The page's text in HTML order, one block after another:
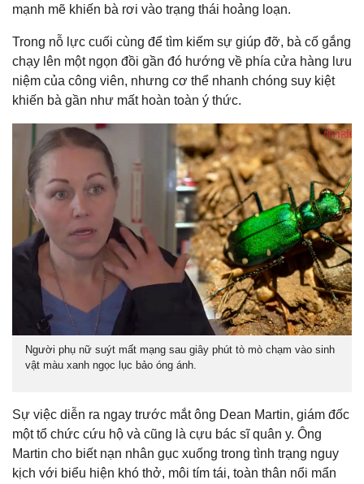
mạnh mẽ khiến bà rơi vào trạng thái hoảng loạn.
Trong nỗ lực cuối cùng để tìm kiếm sự giúp đỡ, bà cố gắng
chạy lên một ngọn đồi gần đó hướng về phía cửa hàng lưu
niệm của công viên, nhưng cơ thể nhanh chóng suy kiệt
khiến bà gần như mất hoàn toàn ý thức.
Người phụ nữ suýt mất mạng sau giây phút tò mò chạm vào sinh
vật màu xanh ngọc lục bảo óng ánh.
Sự việc diễn ra ngay trước mắt ông Dean Martin, giám đốc
một tổ chức cứu hộ và cũng là cựu bác sĩ quân y. Ông
Martin cho biết nạn nhân gục xuống trong tình trạng nguy
kịch với biểu hiện khó thở, môi tím tái, toàn thân nổi mẩn